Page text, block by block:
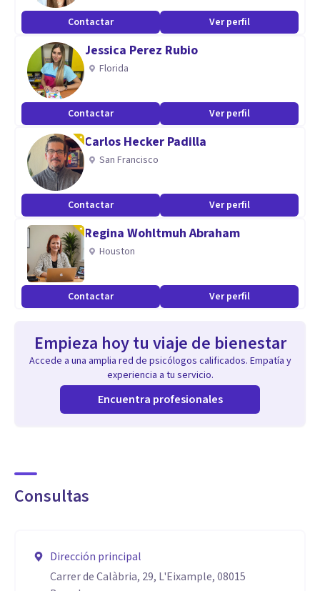
hice una formación en Terapia de Aceptación y Compromiso
(ACT), fusionando todos los estudios previos en el más alto
enfoque terapéutico.
Estaré encantada de conocerte y acompañarte en tu
camino a superar los miedos o ansiedades que te frenan a
construir Tu Mejor Vida.
Con cariño,
Contactar Ver perfil
Jessica Perez Rubio
Florida
Contactar Ver perfil
Carlos Hecker Padilla
San Francisco
Contactar Ver perfil
Regina Wohltmuh Abraham
Houston
Contactar Ver perfil
Empieza hoy tu viaje de bienestar
Accede a una amplia red de psicólogos calificados. Empatía y
experiencia a tu servicio.
Encuentra profesionales
Consultas
Dirección principal
Carrer de Calàbria, 29, L'Eixample, 08015